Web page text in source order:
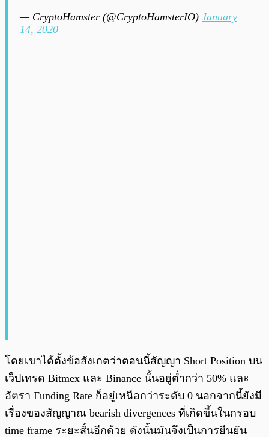
— CryptoHamster (@CryptoHamsterIO) January
14, 2020
โดยเขาได้ตั้งข้อสังเกตว่าตอนนี้สัญญา Short Position บน
เว็ปเทรด Bitmex และ Binance นั้นอยู่ต่ำกว่า 50% และ
อัตรา Funding Rate ก็อยู่เหนือกว่าระดับ 0 นอกจากนี้ยังมี
เรื่องของสัญญาณ bearish divergences ที่เกิดขึ้นในกรอบ
time frame ระยะสั้นอีกด้วย ดังนั้นมันจึงเป็นการยืนยัน